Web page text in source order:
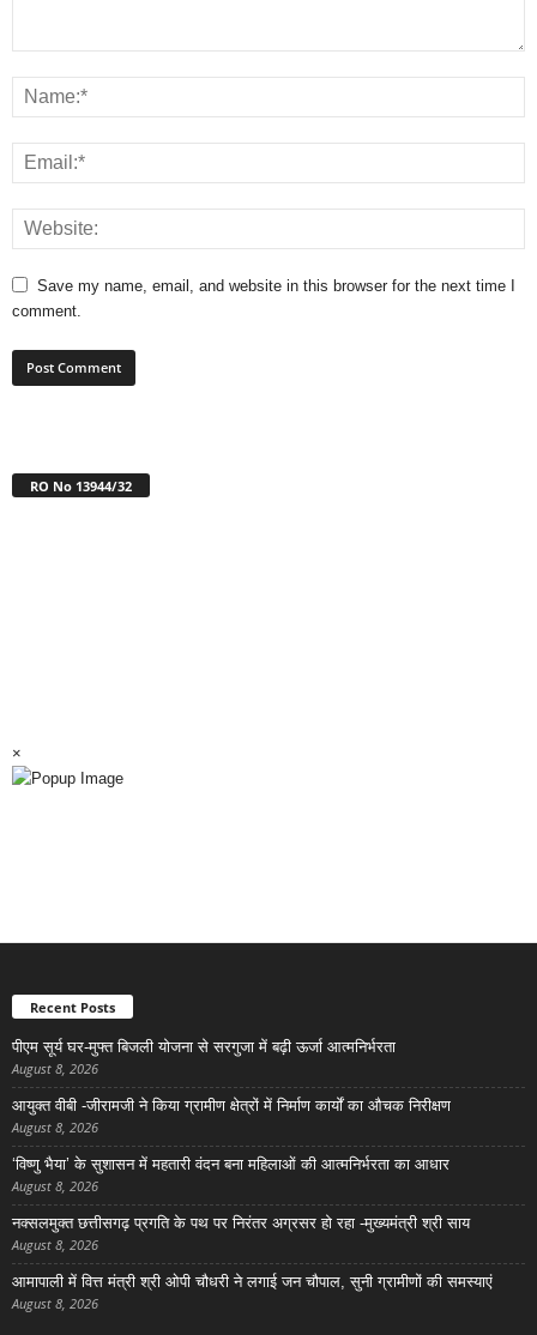
Save my name, email, and website in this browser for the next time I
comment.
RO No 13944/32
×
Recent Posts
पीएम सूर्य घर-मुफ्त बिजली योजना से सरगुजा में बढ़ी ऊर्जा आत्मनिर्भरता
August 8, 2026
आयुक्त वीबी -जीरामजी ने किया ग्रामीण क्षेत्रों में निर्माण कार्यों का औचक निरीक्षण
August 8, 2026
‘विष्णु भैया’ के सुशासन में महतारी वंदन बना महिलाओं की आत्मनिर्भरता का आधार
August 8, 2026
नक्सलमुक्त छत्तीसगढ़ प्रगति के पथ पर निरंतर अग्रसर हो रहा -मुख्यमंत्री श्री साय
August 8, 2026
आमापाली में वित्त मंत्री श्री ओपी चौधरी ने लगाई जन चौपाल, सुनी ग्रामीणों की समस्याएं
August 8, 2026